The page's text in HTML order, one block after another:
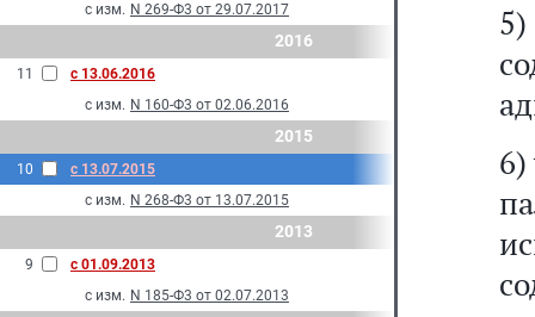
с изм. N 269-Ф3 от 29.07.2017
2016
11
с 13.06.2016
с изм. N 160-Ф3 от 02.06.2016
2015
10
с 13.07.2015
с изм. N 268-Ф3 от 13.07.2015
2013
9
с 01.09.2013
с изм. N 185-Ф3 от 02.07.2013
6)